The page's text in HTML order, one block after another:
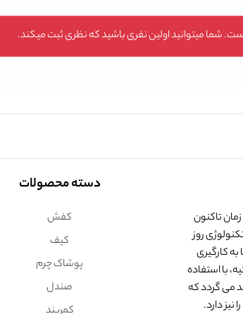
شما میتوانید اولین نفری باشید که نظری ثبت میکند.
آن زمان تاکنون
روز
کارگیری
با استفاده
می گردد که
نیز دارد.
دسته محصولات
کفش
کیف
پوشاک چرم
صندل